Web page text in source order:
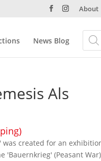
About
News Blog
Als
was created for an
'Bauernkrieg' (Peasant